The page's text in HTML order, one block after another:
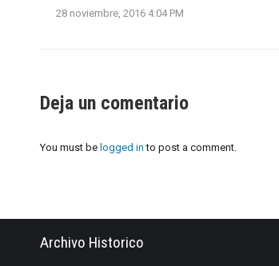
28 noviembre, 2016 4:04 PM
Deja un comentario
You must be logged in to post a comment.
Archivo Historico